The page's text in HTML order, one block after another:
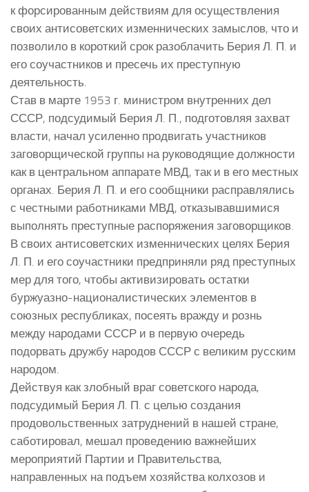
к форсированным действиям для осуществления
своих антисоветских изменнических замыслов, что и
позволило в короткий срок разоблачить Берия Л. П. и
его соучастников и пресечь их преступную
деятельность.
Став в марте 1953 г. министром внутренних дел
СССР, подсудимый Берия Л. П., подготовляя захват
власти, начал усиленно продвигать участников
заговорщической группы на руководящие должности
как в центральном аппарате МВД, так и в его местных
органах. Берия Л. П. и его сообщники расправлялись
с честными работниками МВД, отказывавшимися
выполнять преступные распоряжения заговорщиков.
В своих антисоветских изменнических целях Берия
Л. П. и его соучастники предприняли ряд преступных
мер для того, чтобы активизировать остатки
буржуазно-националистических элементов в
союзных республиках, посеять вражду и рознь
между народами СССР и в первую очередь
подорвать дружбу народов СССР с великим русским
народом.
Действуя как злобный враг советского народа,
подсудимый Берия Л. П. с целью создания
продовольственных затруднений в нашей стране,
саботировал, мешал проведению важнейших
мероприятий Партии и Правительства,
направленных на подъем хозяйства колхозов и